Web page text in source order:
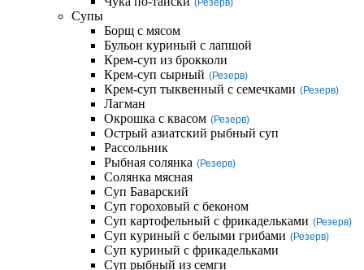
(Резерв)
Супы
Борщ с мясом
Бульон куриный с лапшой
Крем-суп из брокколи
Крем-суп сырный (Резерв)
Крем-суп тыквенный с семечками (Резерв)
Лагман
Окрошка с квасом (Резерв)
Острый азиатский рыбный суп
Рассольник
Рыбная солянка (Резерв)
Солянка мясная
Суп Баварский
Суп гороховый с беконом
Суп картофельный с фрикадельками (Резерв)
Суп куриный с белыми грибами (Резерв)
Суп куриный с фрикадельками
Суп рыбный из семги